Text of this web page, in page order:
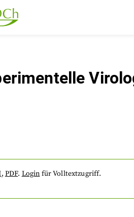
, PDF. Login für Volltextzugriff.